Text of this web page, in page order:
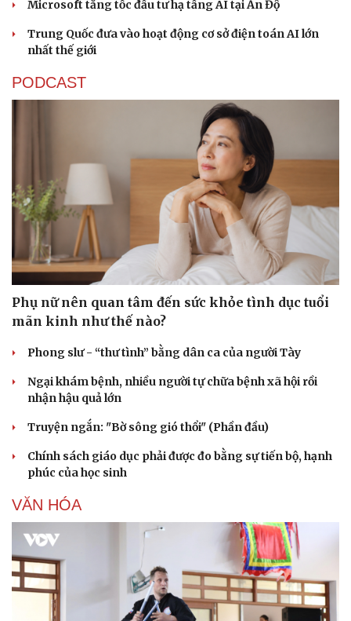
Microsoft tăng tốc đầu tư hạ tầng AI tại Ấn Độ
Trung Quốc đưa vào hoạt động cơ sở điện toán AI lớn
nhất thế giới
PODCAST
Phụ nữ nên quan tâm đến sức khỏe tình dục tuổi
mãn kinh như thế nào?
Phong slư - “thư tình” bằng dân ca của người Tày
Ngại khám bệnh, nhiều người tự chữa bệnh xã hội rồi
nhận hậu quả lớn
Truyện ngắn: "Bờ sông gió thổi" (Phần đầu)
Chính sách giáo dục phải được đo bằng sự tiến bộ, hạnh
phúc của học sinh
VĂN HÓA